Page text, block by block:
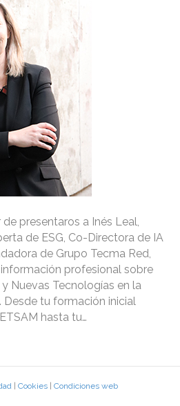
presentaros a Inés Leal,
de ESG, Co-Directora de IA
de Grupo Tecma Red,
profesional sobre
Nuevas Tecnologías en la
Desde tu formación inicial
hasta tu…
| Cookies| Condiciones web